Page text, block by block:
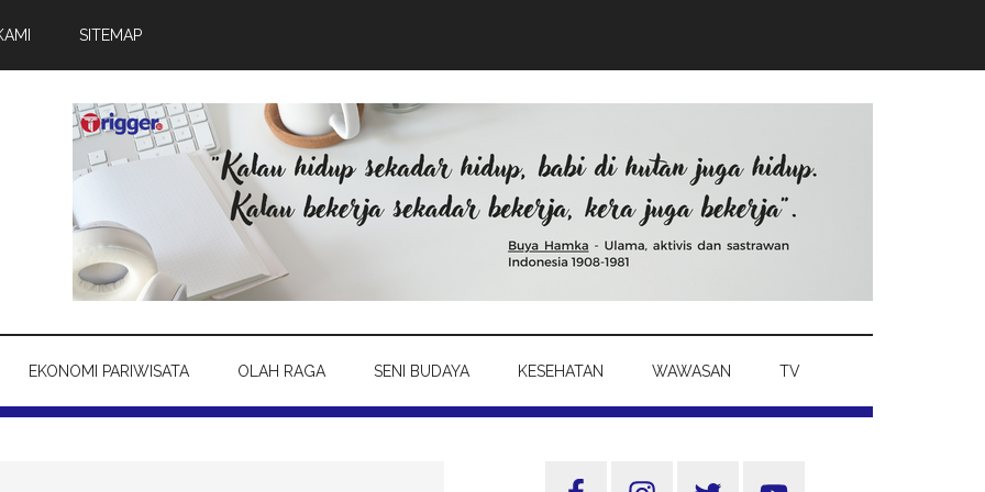
SITEMAP
EKONOMI PARIWISATA OLAH RAGA SENI BUDAYA KESEHATAN WAWASAN TV
Sidebar